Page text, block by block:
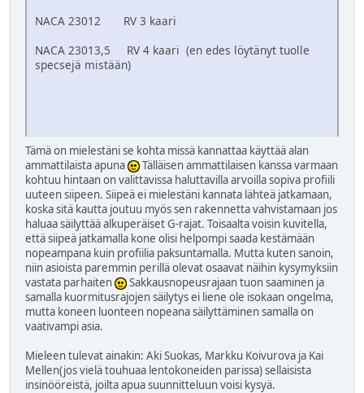
NACA 23012 RV 3 kaari
NACA 23013,5 RV 4 kaari (en edes löytänyt tuolle
specsejä mistään)
Tämä on mielestäni se kohta missä kannattaa käyttää alan
ammattilaista apuna
Tälläisen ammattilaisen kanssa varmaan
kohtuu hintaan on valittavissa haluttavilla arvoilla sopiva profiili
uuteen siipeen. Siipeä ei mielestäni kannata lähteä jatkamaan,
koska sitä kautta joutuu myös sen rakennetta vahvistamaan jos
haluaa säilyttää alkuperäiset G-rajat. Toisaalta voisin kuvitella,
että siipeä jatkamalla kone olisi helpompi saada kestämään
nopeampana kuin profiilia paksuntamalla. Mutta kuten sanoin,
niin asioista paremmin perillä olevat osaavat näihin kysymyksiin
vastata parhaiten
Sakkausnopeusrajaan tuon saaminen ja
samalla kuormitusrajojen säilytys ei liene ole isokaan ongelma,
mutta koneen luonteen nopeana säilyttäminen samalla on
vaativampi asia.
Mieleen tulevat ainakin: Aki Suokas, Markku Koivurova ja Kai
Mellen(jos vielä touhuaa lentokoneiden parissa) sellaisista
insinööreistä, joilta apua suunnitteluun voisi kysyä.